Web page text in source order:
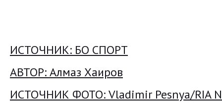
ИСТОЧНИК: БО СПОРТ
АВТОР: Алмаз Хаиров
ИСТОЧНИК ФОТО:Vladimir Pesnya/RIA